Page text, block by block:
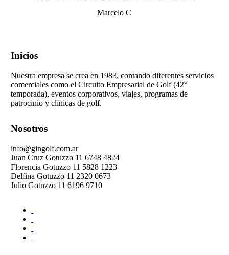
Marcelo C
Inicios
Nuestra empresa se crea en 1983, contando diferentes servicios
comerciales como el Circuito Empresarial de Golf (42°
temporada), eventos corporativos, viajes, programas de
patrocinio y clínicas de golf.
Nosotros
info@gingolf.com.ar
Juan Cruz Gotuzzo 11 6748 4824
Florencia Gotuzzo 11 5828 1223
Delfina Gotuzzo 11 2320 0673
Julio Gotuzzo 11 6196 9710